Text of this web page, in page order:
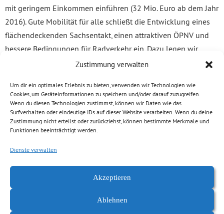
Zustimmung verwalten
Um dir ein optimales Erlebnis zu bieten, verwenden wir Technologien wie
Cookies, um Geräteinformationen zu speichern und/oder darauf zuzugreifen.
Wenn du diesen Technologien zustimmst, können wir Daten wie das
Surfverhalten oder eindeutige IDs auf dieser Website verarbeiten. Wenn du deine
Zustimmung nicht erteilst oder zurückziehst, können bestimmte Merkmale und
Funktionen beeinträchtigt werden.
Dienste verwalten
Akzeptieren
Ablehnen
mit geringem Einkommen einführen (32 Mio. Euro ab dem Jahr
2016). Gute Mobilität für alle schließt die Entwicklung eines
flächendeckenden Sachsentakt, einen attraktiven ÖPNV und
bessere Bedingungen für Radverkehr ein. Dazu legen wir
mehrere Änderungsanträge vor.“
„Die Leistungsfähigkeit der Verwaltung und insb. der Polizei
darf nicht aus den Augen verloren werden. Das Versprechen
der Koalition für mehr Sicherheit erfüllt sie nur halbherzig. Wir
wollen den unter der CDU/FDP-Staatsregierung verschärften
Polizeibeamte einstellen und nicht nur 400. Zudem fordern wir
ein Personalentwicklungskonzept und schlagen die
Streichung der Vermerke ‚Keine Wiederbesetzung‘ bei Polizei,
Hochschule und Justiz vor.“